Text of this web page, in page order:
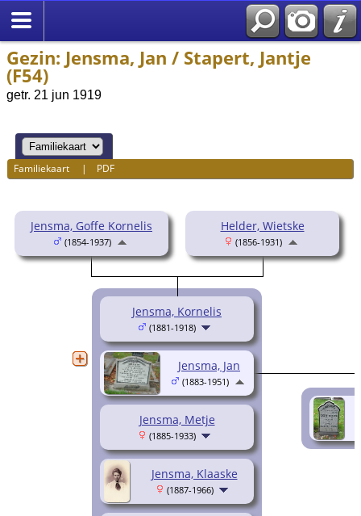
Gezin: Jensma, Jan / Stapert, Jantje
(F54)
getr. 21 jun 1919
Familiekaart | PDF
Jensma, Goffe Kornelis
(1854-1937)
Helder, Wietske
(1856-1931)
Jensma, Kornelis
(1881-1918)
Jensma, Metje
(1885-1933)
Jensma, Klaaske
(1887-1966)
Jensma, Jan
(1883-1951)